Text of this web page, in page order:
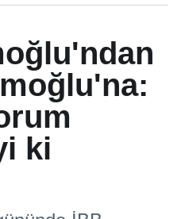
ki